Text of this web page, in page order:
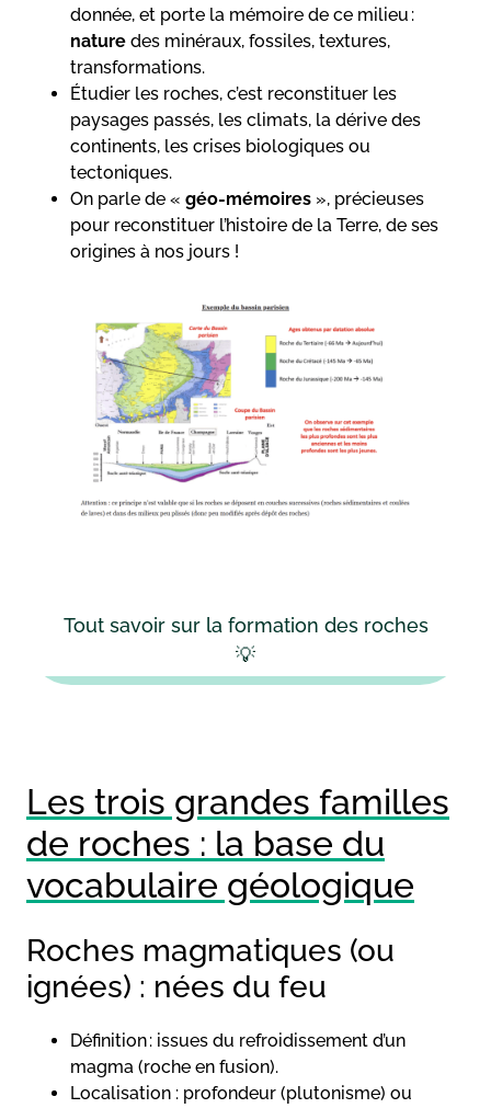
donnée, et porte la mémoire de ce milieu :
nature des minéraux, fossiles, textures,
transformations.
Étudier les roches, c’est reconstituer les
paysages passés, les climats, la dérive des
continents, les crises biologiques ou
tectoniques.
On parle de « géo-mémoires », précieuses
pour reconstituer l’histoire de la Terre, de ses
origines à nos jours !
Tout savoir sur la formation des roches
💡
Les trois grandes familles
de roches : la base du
vocabulaire géologique
Roches magmatiques (ou
ignées) : nées du feu
Définition : issues du refroidissement d’un
magma (roche en fusion).
Localisation : profondeur (plutonisme) ou